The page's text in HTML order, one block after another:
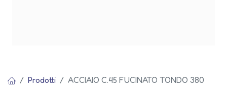
Prodotti ACCIAIO C.45 FUCINATO TONDO 380